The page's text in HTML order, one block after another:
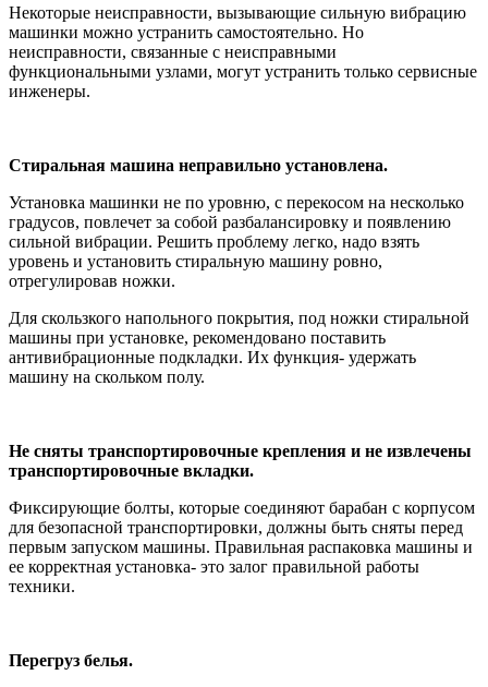
Некоторые неисправности, вызывающие сильную вибрацию
машинки можно устранить самостоятельно. Но
неисправности, связанные с неисправными
функциональными узлами, могут устранить только сервисные
инженеры.
Стиральная машина неправильно установлена.
Установка машинки не по уровню, с перекосом на несколько
градусов, повлечет за собой разбалансировку и появлению
сильной вибрации. Решить проблему легко, надо взять
уровень и установить стиральную машину ровно,
отрегулировав ножки.
Для скользкого напольного покрытия, под ножки стиральной
машины при установке, рекомендовано поставить
антивибрационные подкладки. Их функция- удержать
машину на скольком полу.
Не сняты транспортировочные крепления и не извлечены
транспортировочные вкладки.
Фиксирующие болты, которые соединяют барабан с корпусом
для безопасной транспортировки, должны быть сняты перед
первым запуском машины. Правильная распаковка машины и
ее корректная установка- это залог правильной работы
техники.
Перегруз белья.